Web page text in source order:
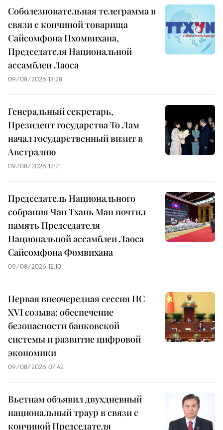
Соболезновательная телеграмма в
связи с кончиной товарища
Сайсомфона Пхомвихана,
Председателя Национальной
ассамблеи Лаоса
09/08/2026 13:28
Генеральный секретарь,
Президент государства То Лам
начал государственный визит в
Австралию
09/08/2026 12:21
Председатель Национального
собрания Чан Тхань Ман почтил
память Председателя
Национальной ассамблеи Лаоса
Сайсомфона Фомвихана
09/08/2026 12:10
Первая внеочередная сессия НС
XVI созыва: обеспечение
безопасности банковской
системы и развитие цифровой
экономики
09/08/2026 07:42
Вьетнам объявил двухдневный
национальный траур в связи с
кончиной Председателя